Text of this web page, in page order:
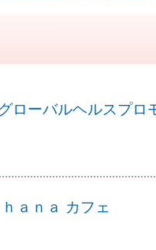
ローバルヘルスプロ
ａｎａ カフェ